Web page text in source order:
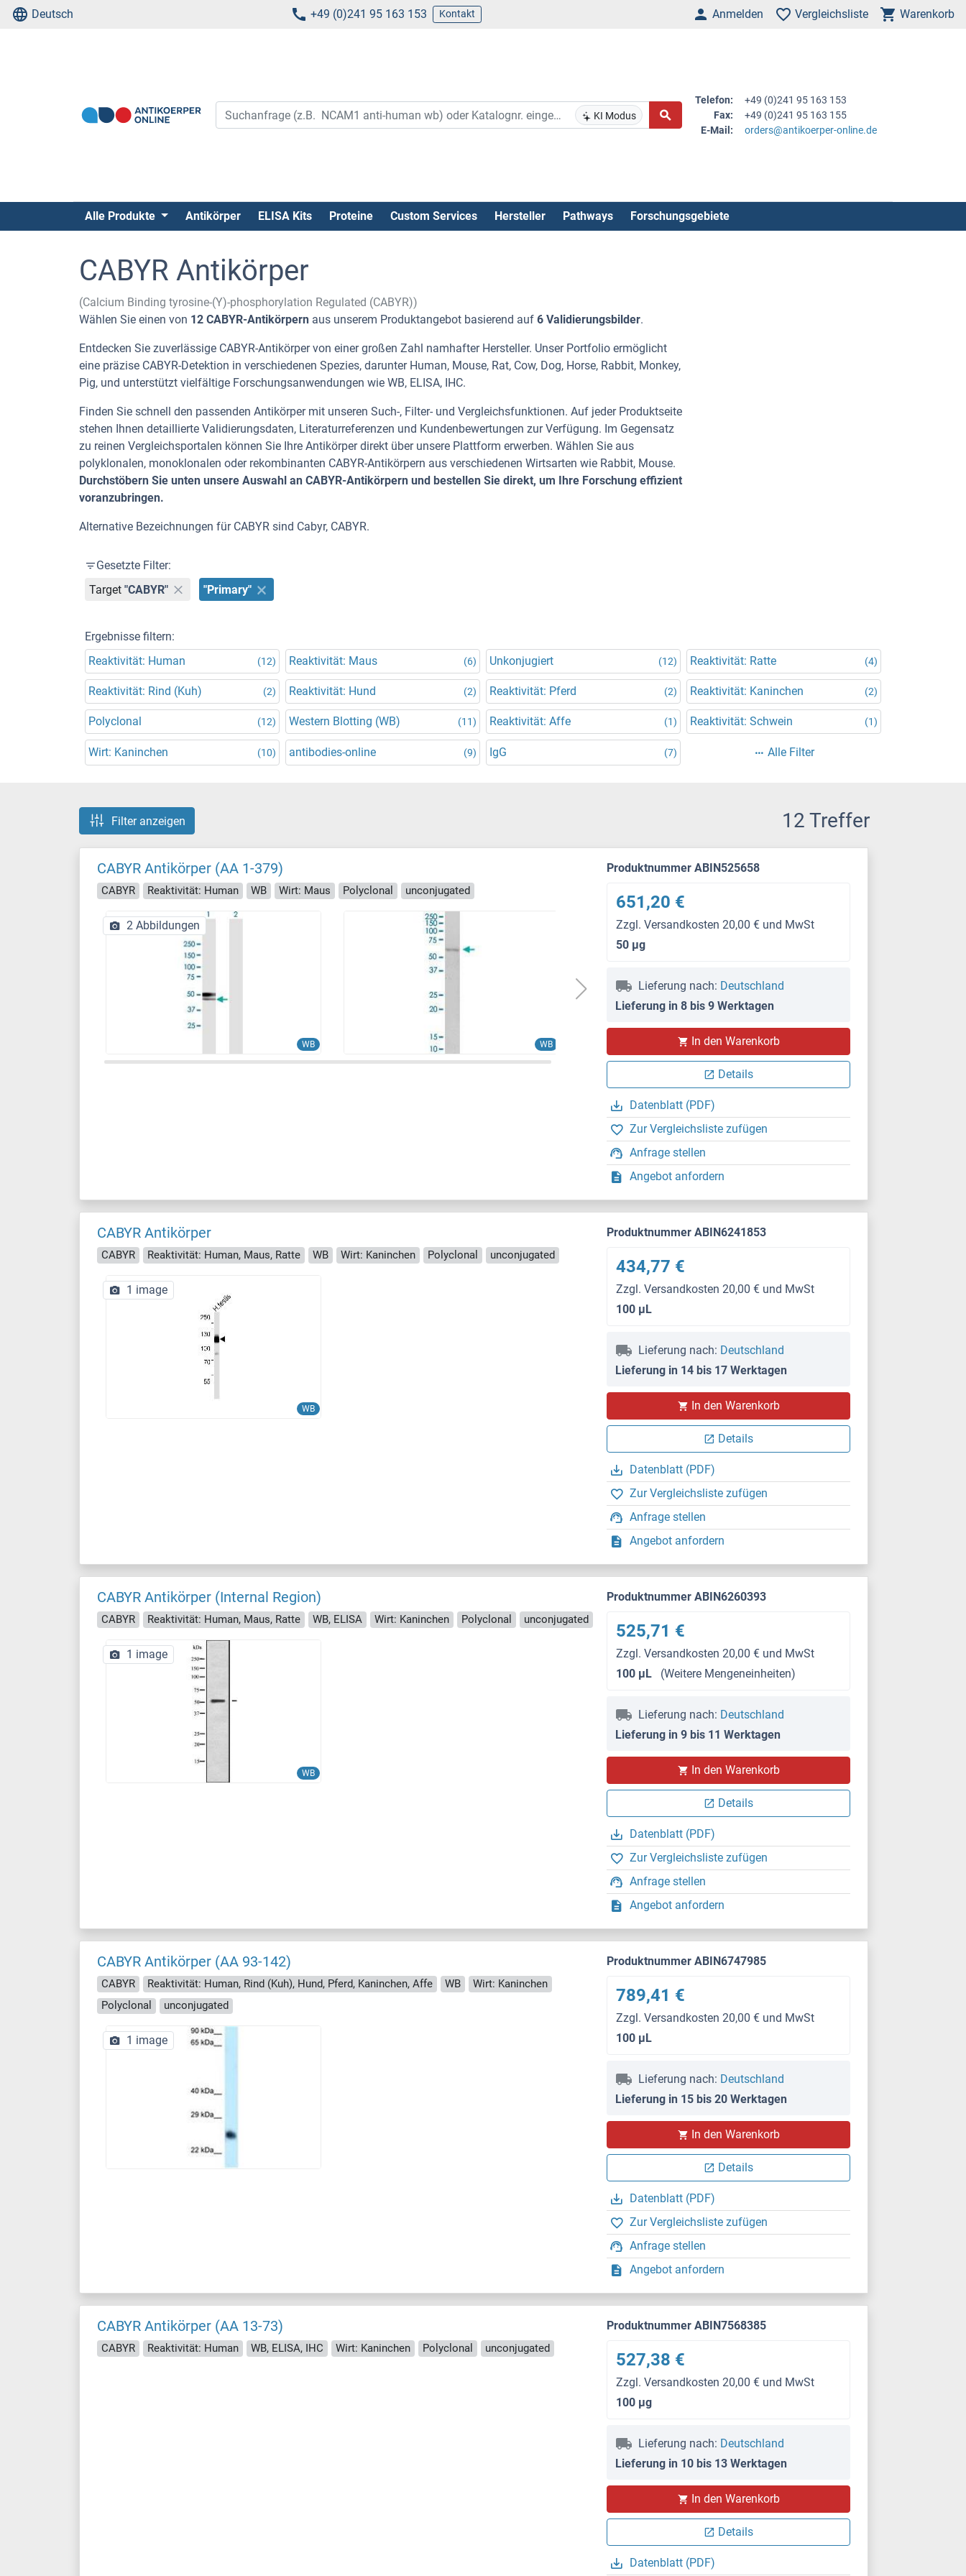
Deutsch +49 (0)241 95 163 153 Kontakt Anmelden Vergleichsliste Warenkorb
KI Modus
Telefon:
+49 (0)241 95 163 153
Fax:
+49 (0)241 95 163 155
E-Mail:
orders@antikoerper-online.de
Alle Produkte Antikörper ELISA Kits Proteine Custom Services Hersteller Pathways Forschungsgebiete
CABYR Antikörper
(Calcium Binding tyrosine-(Y)-phosphorylation Regulated (CABYR))
Wählen Sie einen von 12 CABYR-Antikörpern aus unserem Produktangebot basierend auf 6 Validierungsbilder.
Entdecken Sie zuverlässige CABYR-Antikörper von einer großen Zahl namhafter Hersteller. Unser Portfolio ermöglicht
eine präzise CABYR-Detektion in verschiedenen Spezies, darunter Human, Mouse, Rat, Cow, Dog, Horse, Rabbit, Monkey,
Pig, und unterstützt vielfältige Forschungsanwendungen wie WB, ELISA, IHC.
Finden Sie schnell den passenden Antikörper mit unseren Such-, Filter- und Vergleichsfunktionen. Auf jeder Produktseite
stehen Ihnen detaillierte Validierungsdaten, Literaturreferenzen und Kundenbewertungen zur Verfügung. Im Gegensatz
zu reinen Vergleichsportalen können Sie Ihre Antikörper direkt über unsere Plattform erwerben. Wählen Sie aus
polyklonalen, monoklonalen oder rekombinanten CABYR-Antikörpern aus verschiedenen Wirtsarten wie Rabbit, Mouse.
Durchstöbern Sie unten unsere Auswahl an CABYR-Antikörpern und bestellen Sie direkt, um Ihre Forschung effizient
voranzubringen.
Alternative Bezeichnungen für CABYR sind Cabyr, CABYR.
Gesetzte Filter:
Target "CABYR" "Primary"
Ergebnisse filtern:
Reaktivität: Human
(12) Reaktivität: Maus (6) Unkonjugiert (12) Reaktivität: Ratte (4)
Reaktivität: Rind (Kuh) (2) Reaktivität: Hund (2) Reaktivität: Pferd (2) Reaktivität: Kaninchen (2)
Polyclonal (12) Western Blotting (WB) (11) Reaktivität: Affe (1) Reaktivität: Schwein (1)
Wirt: Kaninchen (10) antibodies-online (9) IgG (7) Alle Filter
Filter anzeigen 12 Treffer
CABYR Antikörper (AA 1-379)
CABYR Reaktivität: Human WB Wirt: Maus Polyclonal unconjugated
WB WB
2 Abbildungen
Produktnummer ABIN525658
651,20 €
Zzgl. Versandkosten 20,00 € und MwSt
50 μg
Lieferung nach: Deutschland
Lieferung in 8 bis 9 Werktagen
In den Warenkorb
Details
Datenblatt (PDF)
Zur Vergleichsliste zufügen
Anfrage stellen
Angebot anfordern
CABYR Antikörper
CABYR Reaktivität: Human, Maus, Ratte WB Wirt: Kaninchen Polyclonal unconjugated
WB
1 image
Produktnummer ABIN6241853
434,77 €
Zzgl. Versandkosten 20,00 € und MwSt
100 μL
Lieferung nach: Deutschland
Lieferung in 14 bis 17 Werktagen
In den Warenkorb
Details
Datenblatt (PDF)
Zur Vergleichsliste zufügen
Anfrage stellen
Angebot anfordern
CABYR Antikörper (Internal Region)
CABYR Reaktivität: Human, Maus, Ratte WB, ELISA Wirt: Kaninchen Polyclonal unconjugated
WB
1 image
Produktnummer ABIN6260393
525,71 €
Zzgl. Versandkosten 20,00 € und MwSt
100 μL
(Weitere Mengeneinheiten)
Lieferung nach: Deutschland
Lieferung in 9 bis 11 Werktagen
In den Warenkorb
Details
Datenblatt (PDF)
Zur Vergleichsliste zufügen
Anfrage stellen
Angebot anfordern
CABYR Antikörper (AA 93-142)
CABYR Reaktivität: Human, Rind (Kuh), Hund, Pferd, Kaninchen, Affe WB
Wirt: Kaninchen
Polyclonal
unconjugated
1 image
Produktnummer ABIN6747985
789,41 €
Zzgl. Versandkosten 20,00 € und MwSt
100 μL
Lieferung nach: Deutschland
Lieferung in 15 bis 20 Werktagen
In den Warenkorb
Details
Datenblatt (PDF)
Zur Vergleichsliste zufügen
Anfrage stellen
Angebot anfordern
CABYR Antikörper (AA 13-73)
CABYR Reaktivität: Human WB, ELISA, IHC Wirt: Kaninchen Polyclonal unconjugated
Produktnummer ABIN7568385
527,38 €
Zzgl. Versandkosten 20,00 € und MwSt
100 μg
Lieferung nach: Deutschland
Lieferung in 10 bis 13 Werktagen
In den Warenkorb
Details
Datenblatt (PDF)